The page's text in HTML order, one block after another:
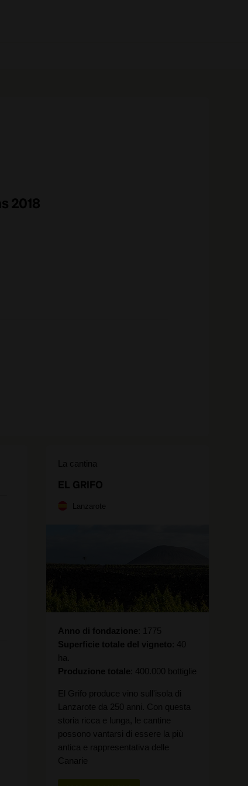
2018
La cantina
EL GRIFO
Lanzarote
Anno di fondazione
1775
Superficie totale del vigneto 40
ha.
Produzione totale 400.000 bottiglie
El Grifo produce vino sull'isola di
Lanzarote da 250 anni. Con questa
storia ricca e lunga, le cantine
possono vantarsi di essere la più
antica e rappresentativa delle
Canarie